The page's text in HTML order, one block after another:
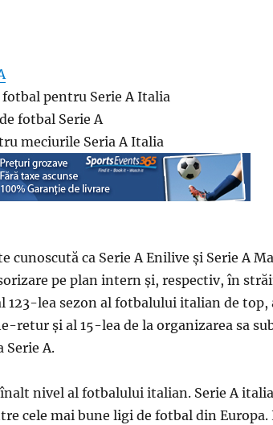
pentru Serie A Italia
fotbal Serie A
meciurile Seria A Italia
cunoscută ca Serie A Enilive și Serie A
pe plan intern și, respectiv, în
123-lea sezon al fotbalului italian de top,
și al 15-lea de la organizarea sa
Serie A.
înalt nivel al fotbalului italian. Serie A
cele mai bune ligi de fotbal din Europa.